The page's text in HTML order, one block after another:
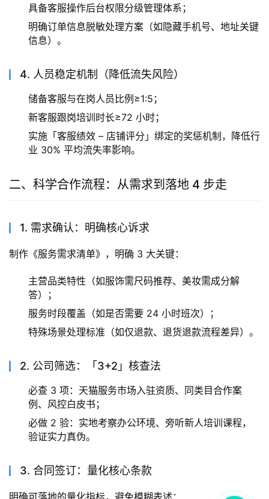
具备客服操作后台权限分级管理体系；
明确订单信息脱敏处理方案（如隐藏手机号、地址关键
信息）。
4. 人员稳定机制（降低流失风险）
储备客服与在岗人员比例≥1:5；
新客服跟岗培训时长≥72 小时；
实施「客服绩效 – 店铺评分」绑定的奖惩机制，降低行
业 30% 平均流失率影响。
二、科学合作流程：从需求到落地 4 步走
1. 需求确认：明确核心诉求
制作《服务需求清单》，明确 3 大关键：
主营品类特性（如服饰需尺码推荐、美妆需成分解
答）；
服务时段覆盖（如是否需要 24 小时班次）；
特殊场景处理标准（如仅退款、退货退款流程差异）。
2. 公司筛选：「3+2」核查法
必查 3 项：天猫服务市场入驻资质、同类目合作案
例、风控白皮书；
必做 2 验：实地考察办公环境、旁听新人培训课程，
验证实力真伪。
3. 合同签订：量化核心条款